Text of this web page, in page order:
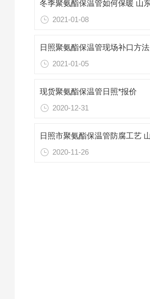
2021-01-08
日照聚氨酯保温管现场补口方法
2021-01-05
现货聚氨酯保温管日照*报价
2020-12-31
2020-11-26